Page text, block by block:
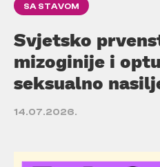
SA STAVOM
Svjetsko
mizoginije i
seksualno
14.07.2026.